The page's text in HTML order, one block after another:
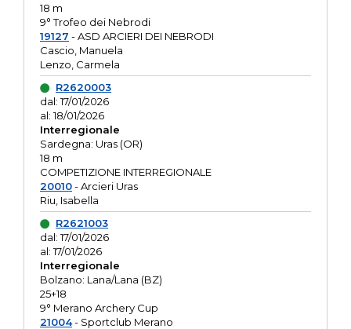
18 m
9° Trofeo dei Nebrodi
19127 - ASD ARCIERI DEI NEBRODI
Cascio, Manuela
Lenzo, Carmela
R2620003
dal: 17/01/2026
al: 18/01/2026
Interregionale
Sardegna: Uras (OR)
18 m
COMPETIZIONE INTERREGIONALE
20010- Arcieri Uras
Riu, Isabella
R2621003
dal: 17/01/2026
al: 17/01/2026
Interregionale
Bolzano: Lana/Lana (BZ)
25+18
9° Merano Archery Cup
21004- Sportclub Merano